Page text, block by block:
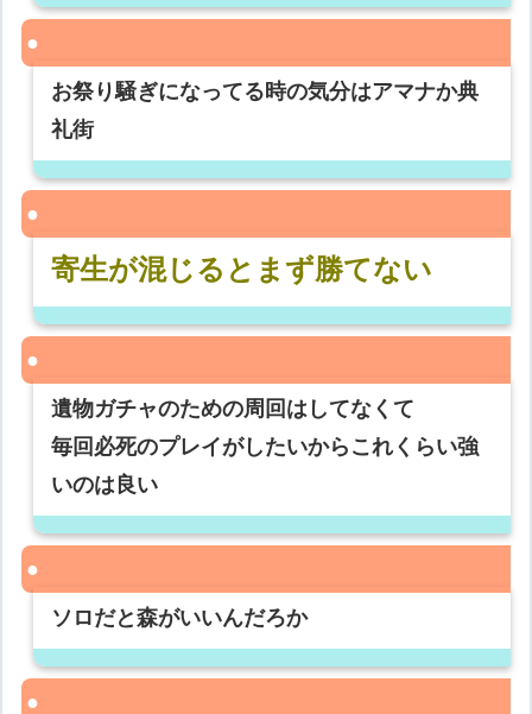
お祭り騒ぎになってる時の気分はアマナか典
礼街
寄生が混じるとまず勝てない
遺物ガチャのための周回はしてなくて
毎回必死のプレイがしたいからこれくらい強
いのは良い
ソロだと森がいいんだろか